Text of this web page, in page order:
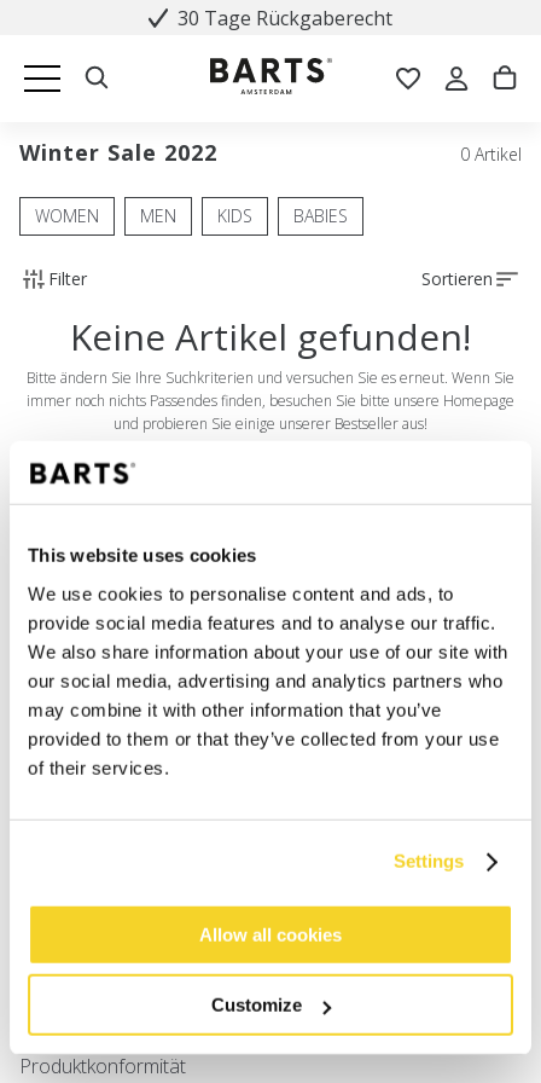
This website uses cookies
We use cookies to personalise content and ads, to
provide social media features and to analyse our traffic.
We also share information about your use of our site with
our social media, advertising and analytics partners who
may combine it with other information that you’ve
provided to them or that they’ve collected from your use
of their services.
Settings
Allow all cookies
Customize
30 Tage Rückgaberecht
Winter Sale 2022 0 Artikel
WOMEN MEN KIDS BABIES
Filter Sortieren
Keine Artikel gefunden!
Bitte ändern Sie Ihre Suchkriterien und versuchen Sie es erneut. Wenn Sie
immer noch nichts Passendes finden, besuchen Sie bitte unsere Homepage
und probieren Sie einige unserer Bestseller aus!
SHOP
Damen
Mädchen
Jungen
Babys
SUPPORT
Versand
Kontakt
B2B Portal Login
Terms & Conditions
Produktkonformität